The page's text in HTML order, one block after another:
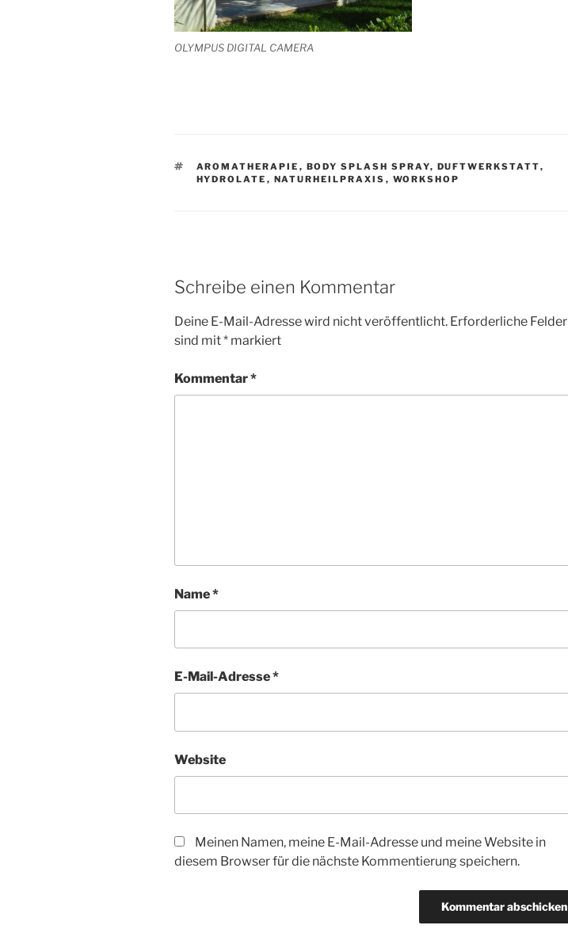
OLYMPUS DIGITAL CAMERA
SCHLAGWÖRTER
AROMATHERAPIE , BODY SPLASH SPRAY, DUFTWERKSTATT,
HYDROLATE , NATURHEILPRAXIS , WORKSHOP
Schreibe einen Kommentar
Deine E-Mail-Adresse wird nicht veröffentlicht. Erforderliche Felder
sind mit* markiert
Kommentar*
Name*
E-Mail-Adresse*
Website
Meinen Namen, meine E-Mail-Adresse und meine Website in
diesem Browser für die nächste Kommentierung speichern.